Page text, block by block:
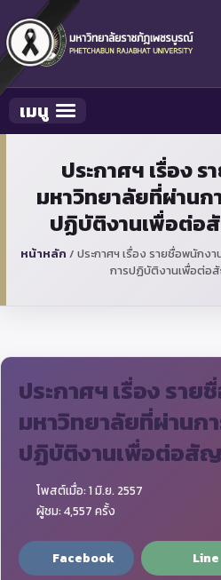
Toggle navigation
เมนู
ประกาศฯ เรื่อง
มหาวิทยาลัยที่ผ่านก
ปฏิบัติงานเพื่อต่อ
หน้าหลัก / ประกาศฯ เรื่อง รายชื่อพนักง
การปฏิบัติงานเพื่อต่อ
ประกาศฯ เรื่อง ราย
มหาวิทยาลัยที่ผ่านก
ปฏิบัติงานเพื่อต่อสั
โพสต์เมื่อ: 1 มิ.ย. 2557
ผู้ชม: 4,557 ครั้ง
Facebook Line